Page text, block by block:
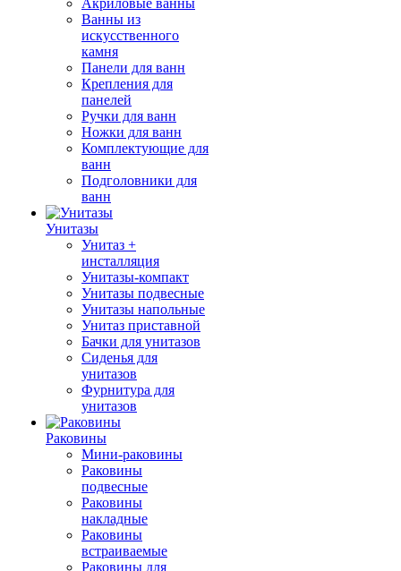
Акриловые ванны
Ванны из
искусственного
камня
Панели для ванн
Крепления для
панелей
Ручки для ванн
Ножки для ванн
Комплектующие для
ванн
Подголовники для
ванн
Унитазы
Унитаз +
инсталляция
Унитазы-компакт
Унитазы подвесные
Унитазы напольные
Унитаз приставной
Бачки для унитазов
Сиденья для
унитазов
Фурнитура для
унитазов
Раковины
Мини-раковины
Раковины
подвесные
Раковины
накладные
Раковины
встраиваемые
Раковины для